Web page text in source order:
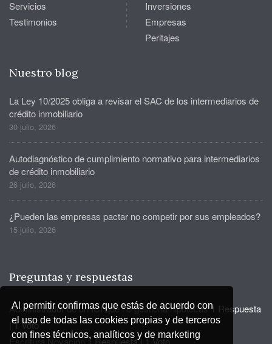
Al permitir confirmas que estás de acuerdo con
el uso de todas las cookies propias y de terceros
con fines técnicos, analíticos y de marketing
Servicios
Testimonios
Inversiones
Empresas
Peritajes
Nuestro blog
La Ley 10/2025 obliga a revisar el SAC de los intermediarios de
crédito inmobiliario
30 julio, 2026
Autodiagnóstico de cumplimiento normativo para intermediarios
de crédito inmobiliario
26 julio, 2026
¿Pueden las empresas pactar no competir por sus empleados?
15 julio, 2026
Preguntas y respuestas
Administrador de un ICI que no gestiona hipotecas 1 Respuesta
|1 Voto
Escritura Novación1 Respuesta| 1 Voto